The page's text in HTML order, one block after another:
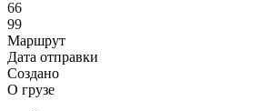
66
99
Маршрут
Дата отправки
Создано
О грузе